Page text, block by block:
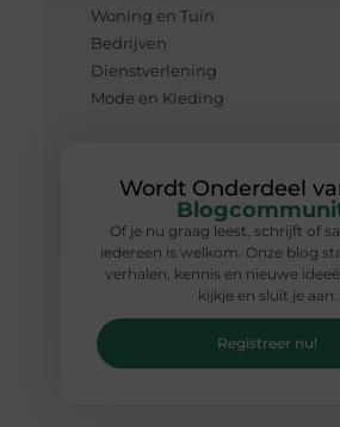
Woning en Tuin
Bedrijven
Dienstverlening
Mode en Kleding
Wordt Onderdeel
Of je nu graag leest, schrijft of
iedereen is welkom. Onze blog
verhalen, kennis en nieuwe
kijkje en sluit je aan.
Registreer nu!